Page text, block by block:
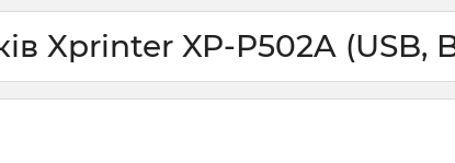
Xprinter XP-P502A (USB,